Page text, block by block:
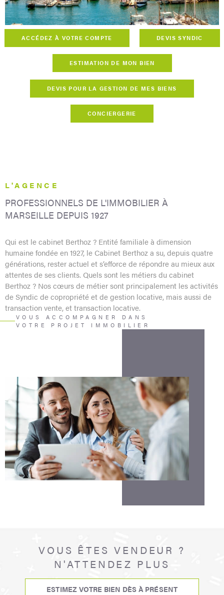
CONTACT
ACCÉDEZ À VOTRE COMPTE DEVIS SYNDIC
ESTIMATION DE MON BIEN
DEVIS POUR LA GESTION DE MES BIENS
CONCIERGERIE
L'AGENCE
PROFESSIONNELS DE L'IMMOBILIER À
MARSEILLE DEPUIS 1927
Qui est le cabinet Berthoz ? Entité familiale à dimension
humaine fondée en 1927, le Cabinet Berthoz a su, depuis quatre
générations, rester actuel et s’efforce de répondre au mieux aux
attentes de ses clients. Quels sont les métiers du cabinet
Berthoz ? Nos cœurs de métier sont principalement les activités
de Syndic de copropriété et de gestion locative, mais aussi de
transaction vente, et transaction locative.
VOUS ACCOMPAGNER DANS
VOTRE PROJET IMMOBILIER
VOUS ÊTES VENDEUR ?
N'ATTENDEZ PLUS
ESTIMEZ VOTRE BIEN DÈS À PRÉSENT